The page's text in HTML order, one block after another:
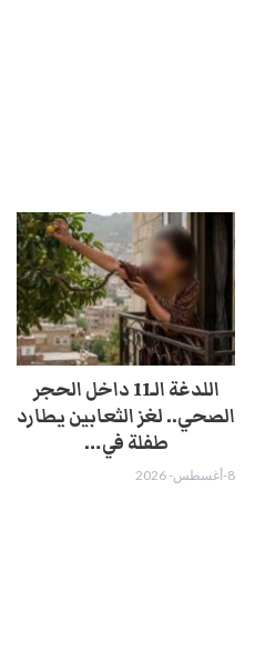
اللدغة الـ11 داخل الحجر
الصحي.. لغز الثعابين يطارد
طفلة في…
8-أغسطس- 2026